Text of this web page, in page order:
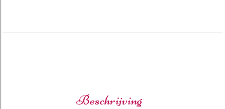
Beschrijving